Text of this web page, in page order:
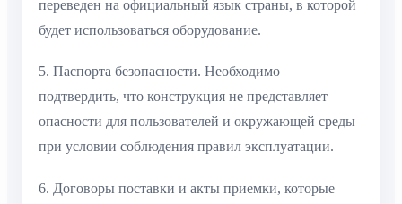
переведен на официальный язык страны, в которой
будет использоваться оборудование.
5. Паспорта безопасности. Необходимо
подтвердить, что конструкция не представляет
опасности для пользователей и окружающей среды
при условии соблюдения правил эксплуатации.
6. Договоры поставки и акты приемки, которые